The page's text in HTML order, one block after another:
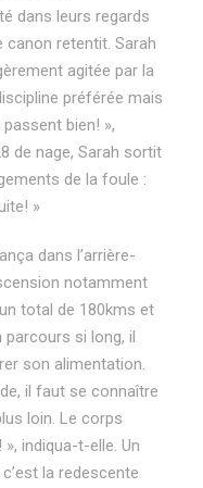
dans leurs regards
canon retentit. Sarah
agitée par la
préférée mais
bien! »,
de nage, Sarah sortit
de la foule :
»
dans l’arrière-
notamment
total de 180kms et
parcours si long, il
son alimentation.
il faut se connaître
loin. Le corps
indiqua-t-elle. Un
la redescente